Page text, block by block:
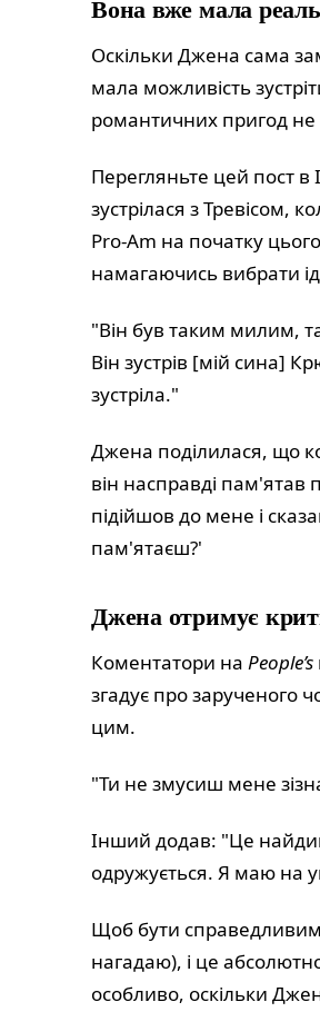
Вона вже мала
Оскільки Джена сама
мала можливість
романтичних пригод не
Перегляньте цей пост
зустрілася з Тревісом,
Pro-Am на початку
намагаючись вибрати
"Він був таким милим,
Він зустрів [мій сина]
зустріла."
Джена поділилася, що
він насправді пам'ятав
підійшов до мене і
пам'ятаєш?'
Джена отримує
Коментатори на People’s
згадує про зарученого
цим.
"Ти не змусиш мене
Інший додав: "Це
одружується. Я маю на
Щоб бути
нагадаю), і це
особливо, оскільки